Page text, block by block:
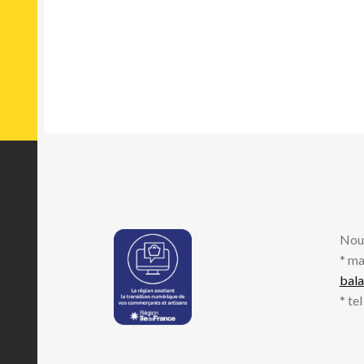
*
*